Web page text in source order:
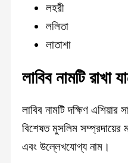
লহরী
ললিতা
লাতাশা
লাবিব নামটি রাখা
লাবিব নামটি দক্ষিণ
বিশেষত মুসলিম
এবং উল্লেখযোগ্য নাম।